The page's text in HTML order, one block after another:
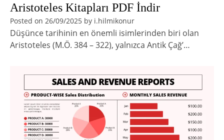
Aristoteles Kitapları PDF İndir
Posted on 26/09/2025 by i.hilmikonur
Düşünce tarihinin en önemli isimlerinden biri olan
Aristoteles (M.Ö. 384 – 322), yalnızca Antik Çağ’…